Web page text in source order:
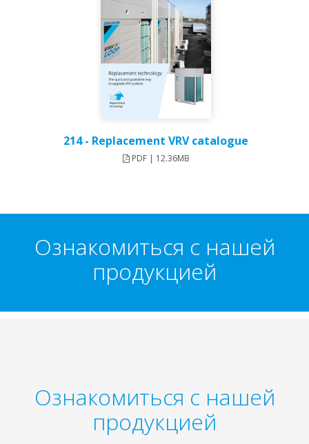
214 - Replacement VRV catalogue
PDF | 12.36MB
Ознакомиться с нашей
продукцией
Ознакомиться с нашей
продукцией